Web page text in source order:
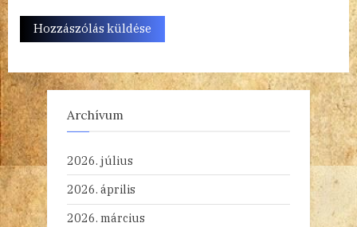
Archívum
2026. július
2026. április
2026. március